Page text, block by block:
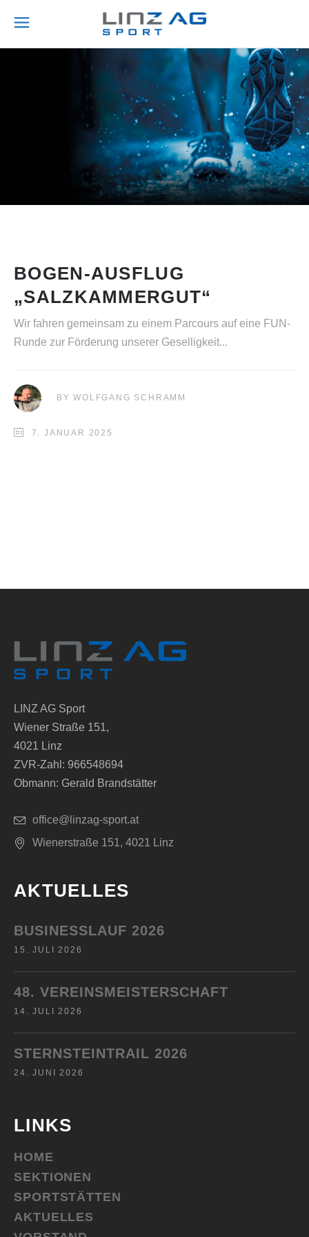
BOGEN-AUSFLUG
„SALZKAMMERGUT“
Wir fahren gemeinsam zu einem Parcours auf eine FUN-
Runde zur Förderung unserer Geselligkeit
BYWOLFGANG SCHRAMM
7. JANUAR 2025
LINZ AG Sport
Wiener Straße 151,
4021 Linz
ZVR-Zahl: 966548694
Obmann: Gerald Brandstätter
office@linzag-sport.at
Wienerstraße 151, 4021 Linz
AKTUELLES
BUSINESSLAUF 2026
15. JULI 2026
48. VEREINSMEISTERSCHAFT
14. JULI 2026
STERNSTEINTRAIL 2026
24. JUNI 2026
LINKS
HOME
SEKTIONEN
SPORTSTÄTTEN
AKTUELLES